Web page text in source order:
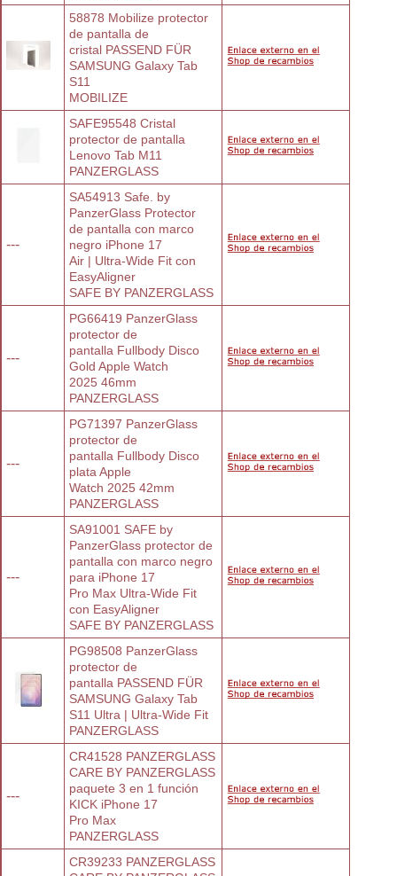
58878 Mobilize protector
de pantalla de
cristal PASSEND FÜR
SAMSUNG Galaxy Tab
S11
MOBILIZE
SAFE95548 Cristal
protector de pantalla
Lenovo Tab M11
PANZERGLASS
---
SA54913 Safe. by
PanzerGlass Protector
de pantalla con marco
negro iPhone 17
Air | Ultra-Wide Fit con
EasyAligner
SAFE BY PANZERGLASS
---
PG66419 PanzerGlass
protector de
pantalla Fullbody Disco
Gold Apple Watch
2025 46mm
PANZERGLASS
---
PG71397 PanzerGlass
protector de
pantalla Fullbody Disco
plata Apple
Watch 2025 42mm
PANZERGLASS
---
SA91001 SAFE by
PanzerGlass protector de
pantalla con marco negro
para iPhone 17
Pro Max Ultra-Wide Fit
con EasyAligner
SAFE BY PANZERGLASS
PG98508 PanzerGlass
protector de
pantalla PASSEND FÜR
SAMSUNG Galaxy Tab
S11 Ultra | Ultra-Wide Fit
PANZERGLASS
---
CR41528 PANZERGLASS
CARE BY PANZERGLASS
paquete 3 en 1 función
KICK iPhone 17
Pro Max
PANZERGLASS
CR39233 PANZERGLASS